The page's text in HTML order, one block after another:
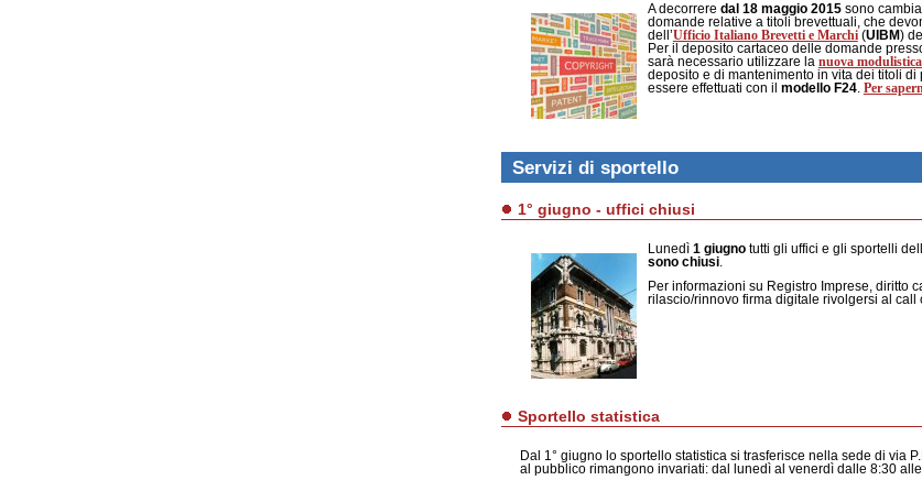
A decorrere dal 18 maggio 2015sono
domande relative a titoli brevettuali, che
dell’Ufficio Italiano Brevetti e Marchi(UIBM)
Per il deposito cartaceo delle domande
sarà necessario utilizzare la nuova
deposito e di mantenimento in vita dei titoli
essere effettuati con il modello F24. Per
Servizi di sportello
1° giugno - uffici chiusi
Lunedì 1 giugnotutti gli uffici e gli sportelli
sono chiusi.
Per informazioni su Registro Imprese, diritto
rilascio/rinnovo firma digitale rivolgersi al call
Sportello statistica
Dal 1° giugno lo sportello statistica si trasferisce nella sede di via
al pubblico rimangono invariati: dal lunedì al venerdì dalle 8:30